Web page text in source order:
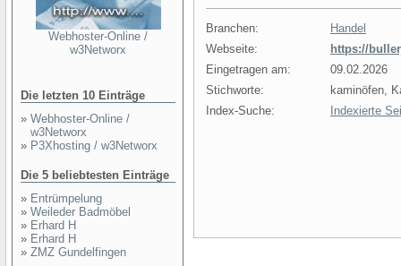
Webhoster-Online /
w3Networx
Die letzten 10 Einträge
» Webhoster-Online /
w3Networx
» P3Xhosting / w3Networx
Die 5 beliebtesten Einträge
» Entrümpelung
» Weileder Badmöbel
» Erhard H
» Erhard H
» ZMZ Gundelfingen
Branchen:
Handel
Webseite:
https://
Eingetragen am:
09.02.2026
Stichworte:
kaminöfen,
Index-Suche:
Indexierte